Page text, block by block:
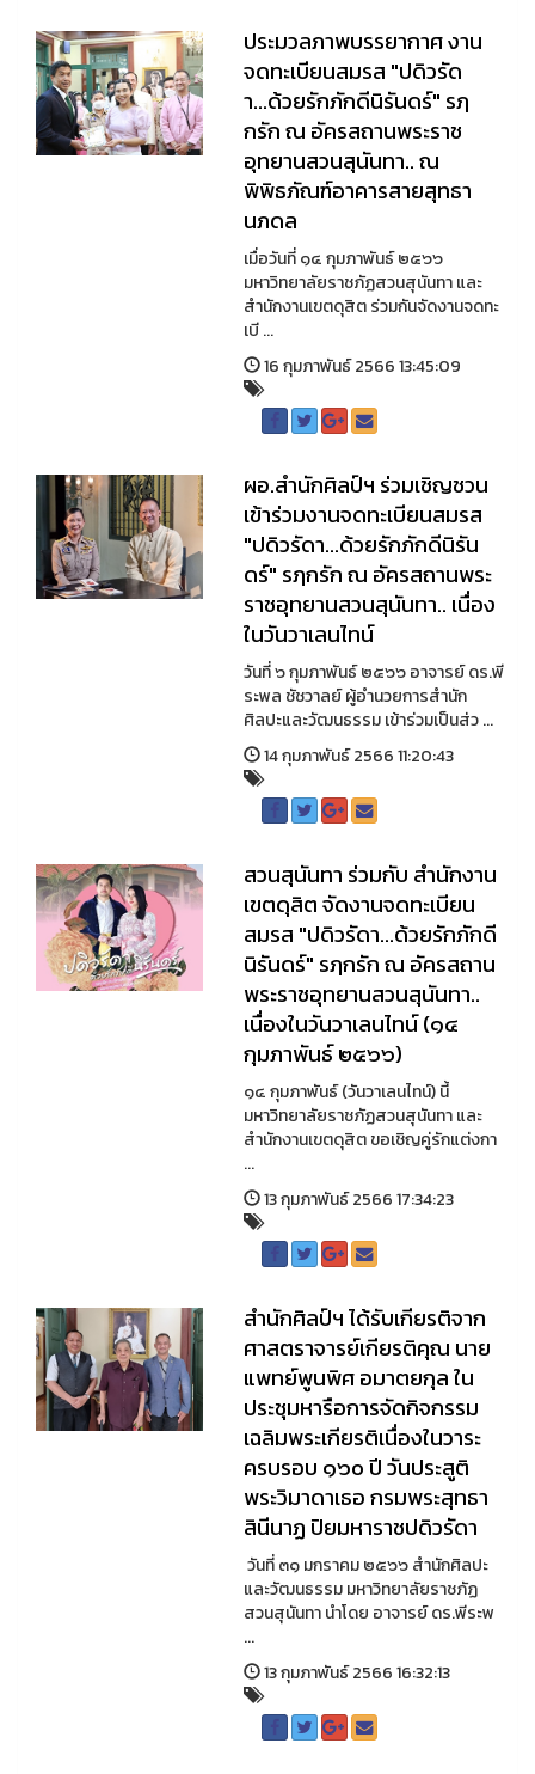
ประมวลภาพบรรยากาศ งาน
จดทะเบียนสมรส "ปดิวรัด
า...ด้วยรักภักดีนิรันดร์" รฦ
กรัก ณ อัครสถานพระราช
อุทยานสวนสุนันทา.. ณ
พิพิธภัณฑ์อาคารสายสุทธา
นภดล
เมื่อวันที่ ๑๔ กุมภาพันธ์ ๒๕๖๖
มหาวิทยาลัยราชภัฏสวนสุนันทา และ
สำนักงานเขตดุสิต ร่วมกันจัดงานจดทะ
เบี ...
16 กุมภาพันธ์ 2566 13:45:09
ผอ.สำนักศิลป์ฯ ร่วมเชิญชวน
เข้าร่วมงานจดทะเบียนสมรส
"ปดิวรัดา...ด้วยรักภักดีนิรัน
ดร์" รฦกรัก ณ อัครสถานพระ
ราชอุทยานสวนสุนันทา.. เนื่อง
ในวันวาเลนไทน์
วันที่ ๖ กุมภาพันธ์ ๒๕๖๖ อาจารย์ ดร.พี
ระพล ชัชวาลย์ ผู้อำนวยการสำนัก
ศิลปะและวัฒนธรรม เข้าร่วมเป็นส่ว ...
14 กุมภาพันธ์ 2566 11:20:43
สวนสุนันทา ร่วมกับ สำนักงาน
เขตดุสิต จัดงานจดทะเบียน
สมรส "ปดิวรัดา...ด้วยรักภักดี
นิรันดร์" รฦกรัก ณ อัครสถาน
พระราชอุทยานสวนสุนันทา..
เนื่องในวันวาเลนไทน์ (๑๔
กุมภาพันธ์ ๒๕๖๖)
๑๔ กุมภาพันธ์ (วันวาเลนไทน์) นี้
มหาวิทยาลัยราชภัฏสวนสุนันทา และ
สำนักงานเขตดุสิต ขอเชิญคู่รักแต่งกา
...
13 กุมภาพันธ์ 2566 17:34:23
สำนักศิลป์ฯ ได้รับเกียรติจาก
ศาสตราจารย์เกียรติคุณ นาย
แพทย์พูนพิศ อมาตยกุล ใน
ประชุมหารือการจัดกิจกรรม
เฉลิมพระเกียรติเนื่องในวาระ
ครบรอบ ๑๖๐ ปี วันประสูติ
พระวิมาดาเธอ กรมพระสุทธา
สินีนาฏ ปิยมหาราชปดิวรัดา
วันที่ ๓๑ มกราคม ๒๕๖๖ สำนักศิลปะ
และวัฒนธรรม มหาวิทยาลัยราชภัฏ
สวนสุนันทา นำโดย อาจารย์ ดร.พีระพ
...
13 กุมภาพันธ์ 2566 16:32:13